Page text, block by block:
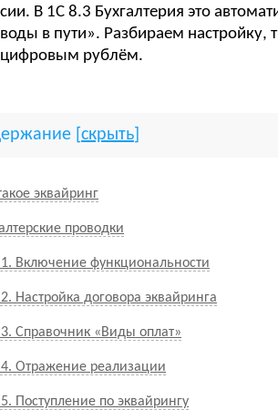
В 1С 8.3 Бухгалтерия это
в пути». Разбираем
рублём.
скрыть
эквайринг
проводки
Включение функциональности
Настройка договора эквайринга
Справочник «Виды оплат»
Отражение реализации
Поступление по эквайрингу